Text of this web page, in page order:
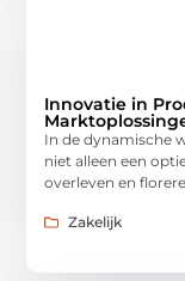
Innovatie in
In de dynamische
niet alleen een
overleven en
Zakelijk